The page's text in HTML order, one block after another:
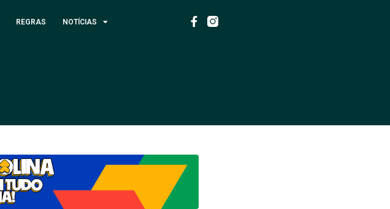
REGRAS NOTÍCIAS